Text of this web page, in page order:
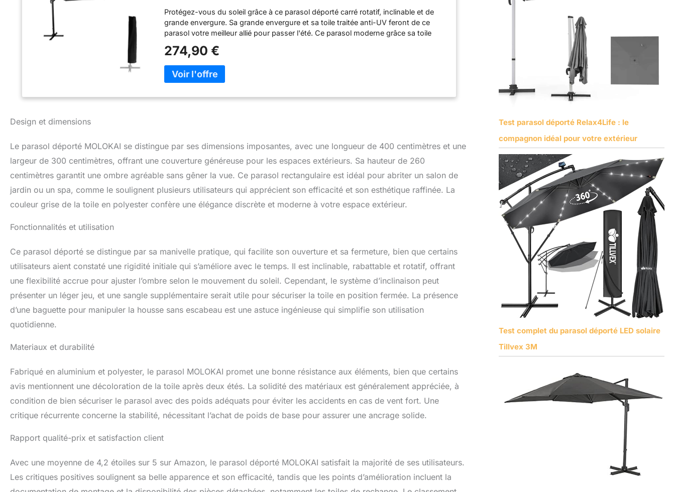
Protégez-vous du soleil grâce à ce parasol déporté carré rotatif, inclinable et de
grande envergure. Sa grande envergure et sa toile traitée anti-UV feront de ce
parasol votre meilleur allié pour passer l'été. Ce parasol moderne grâce sa toile
mobiliers de jardin Sa structure en aluminium recouverte d'une peinture epoxy et
sa toile déperlante permettront au parasol MOLOKAI de résister aux conditions
extérieures et lui assureront une grande longévité. En plus d'un design très actuel
ce parasol est très pratique : il est inclinable, rabattable et rotatif à 360°. Pour
sécuriser le parasol, n'oubliez pas d'ajouter un lot de dalles de lestage au pied en
Livraison en 1 colis en pas de porte, en bas d'immeuble
274,90 €
Design et dimensions
Le parasol déporté MOLOKAI se distingue par ses dimensions imposantes, avec une longueur de 400 centimètres et une
largeur de 300 centimètres, offrant une couverture généreuse pour les espaces extérieurs. Sa hauteur de 260
centimètres garantit une ombre agréable sans gêner la vue. Ce parasol rectangulaire est idéal pour abriter un salon de
jardin ou un spa, comme le soulignent plusieurs utilisateurs qui apprécient son efficacité et son esthétique raffinée. La
couleur grise de la toile en polyester confère une élégance discrète et moderne à votre espace extérieur.
Fonctionnalités et utilisation
Ce parasol déporté se distingue par sa manivelle pratique, qui facilite son ouverture et sa fermeture, bien que certains
utilisateurs aient constaté une rigidité initiale qui s’améliore avec le temps. Il est inclinable, rabattable et rotatif, offrant
une flexibilité accrue pour ajuster l’ombre selon le mouvement du soleil. Cependant, le système d’inclinaison peut
présenter un léger jeu, et une sangle supplémentaire serait utile pour sécuriser la toile en position fermée. La présence
d’une baguette pour manipuler la housse sans escabeau est une astuce ingénieuse qui simplifie son utilisation
quotidienne.
Materiaux et durabilité
Fabriqué en aluminium et polyester, le parasol MOLOKAI promet une bonne résistance aux éléments, bien que certains
avis mentionnent une décoloration de la toile après deux étés. La solidité des matériaux est généralement appréciée, à
condition de bien sécuriser le parasol avec des poids adéquats pour éviter les accidents en cas de vent fort. Une
critique récurrente concerne la stabilité, nécessitant l’achat de poids de base pour assurer une ancrage solide.
Rapport qualité-prix et satisfaction client
Avec une moyenne de 4,2 étoiles sur 5 sur Amazon, le parasol déporté MOLOKAI satisfait la majorité de ses utilisateurs.
Les critiques positives soulignent sa belle apparence et son efficacité, tandis que les points d’amélioration incluent la
Test parasol déporté Relax4Life : le
compagnon idéal pour votre extérieur
Test complet du parasol déporté LED solaire
Tillvex 3M